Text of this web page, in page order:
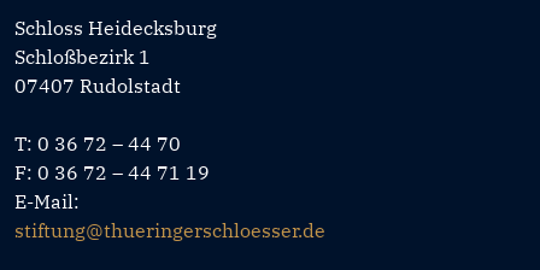
Schloss Heidecksburg
Schloßbezirk 1
07407 Rudolstadt
T: 0 36 72 – 44 70
F: 0 36 72 – 44 71 19
E-Mail:
stiftung@thueringerschloesser.de